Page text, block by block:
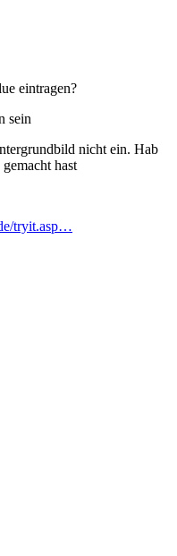
eintragen?
sein
nicht ein. Hab
hast
tryit.asp…